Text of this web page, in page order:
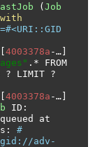
( Job
with
4003378a -…]
.*
? LIMIT ?
4003378a -…]
ID :
:
#
gid://adv-